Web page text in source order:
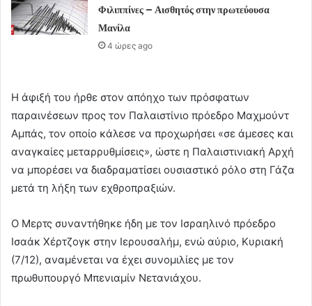
Φιλιππίνες – Αισθητός στην πρωτεύουσα
Μανίλα
4 ώρες ago
Η άφιξή του ήρθε στον απόηχο των πρόσφατων
παραινέσεων προς τον Παλαιστίνιο πρόεδρο Μαχμούντ
Αμπάς, τον οποίο κάλεσε να προχωρήσει «σε άμεσες και
αναγκαίες μεταρρυθμίσεις», ώστε η Παλαιστινιακή Αρχή
να μπορέσει να διαδραματίσει ουσιαστικό ρόλο στη Γάζα
μετά τη λήξη των εχθροπραξιών.
O Mερτς συναντήθηκε ήδη με τον Ισραηλινό πρόεδρο
Ισαάκ Χέρτζογκ στην Ιερουσαλήμ, ενώ αύριο, Κυριακή
(7/12), αναμένεται να έχει συνομιλίες με τον
πρωθυπουργό Μπενιαμίν Νετανιάχου.